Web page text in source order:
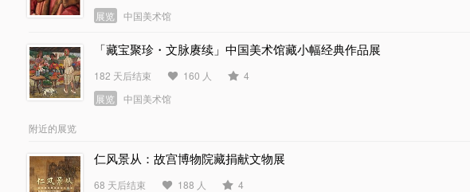
展览
中国美术馆
「藏宝聚珍・文脉赓续」中国美术馆藏小幅经典作品展
182 天后结束 160 人
4
展览
中国美术馆
附近的展览
仁风景从：故宫博物院藏捐献文物展
68 天后结束 188 人
4